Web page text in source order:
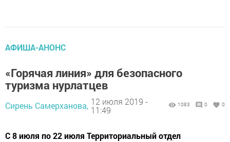
АФИША-АНОНС
«Горячая линия» для безопасного
туризма нурлатцев
Сирень Самерханова, 12 июля 2019 -
11:49
1083 0 0
С 8 июля по 22 июля Территориальный отдел